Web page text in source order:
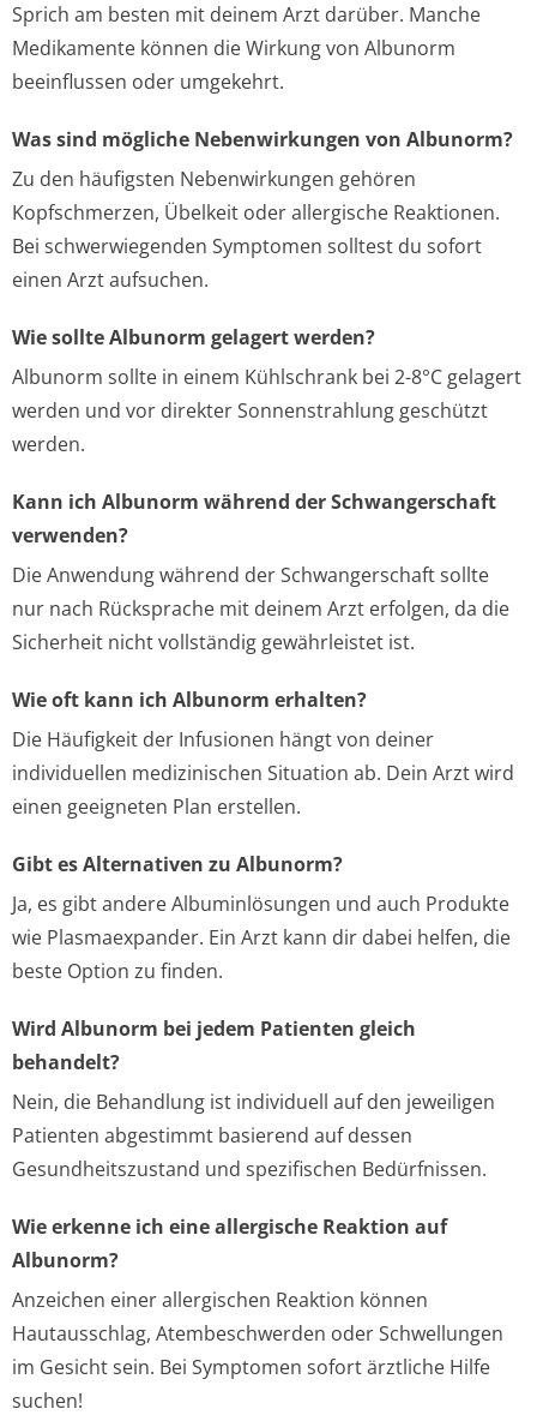
Sprich am besten mit deinem Arzt darüber. Manche
Medikamente können die Wirkung von Albunorm
beeinflussen oder umgekehrt.
Was sind mögliche Nebenwirkungen von Albunorm?
Zu den häufigsten Nebenwirkungen gehören
Kopfschmerzen, Übelkeit oder allergische Reaktionen.
Bei schwerwiegenden Symptomen solltest du sofort
einen Arzt aufsuchen.
Wie sollte Albunorm gelagert werden?
Albunorm sollte in einem Kühlschrank bei 2-8°C gelagert
werden und vor direkter Sonnenstrahlung geschützt
werden.
Kann ich Albunorm während der Schwangerschaft
verwenden?
Die Anwendung während der Schwangerschaft sollte
nur nach Rücksprache mit deinem Arzt erfolgen, da die
Sicherheit nicht vollständig gewährleistet ist.
Wie oft kann ich Albunorm erhalten?
Die Häufigkeit der Infusionen hängt von deiner
individuellen medizinischen Situation ab. Dein Arzt wird
einen geeigneten Plan erstellen.
Gibt es Alternativen zu Albunorm?
Ja, es gibt andere Albuminlösungen und auch Produkte
wie Plasmaexpander. Ein Arzt kann dir dabei helfen, die
beste Option zu finden.
Wird Albunorm bei jedem Patienten gleich
behandelt?
Nein, die Behandlung ist individuell auf den jeweiligen
Patienten abgestimmt basierend auf dessen
Gesundheitszustand und spezifischen Bedürfnissen.
Wie erkenne ich eine allergische Reaktion auf
Albunorm?
Anzeichen einer allergischen Reaktion können
Hautausschlag, Atembeschwerden oder Schwellungen
im Gesicht sein. Bei Symptomen sofort ärztliche Hilfe
suchen!